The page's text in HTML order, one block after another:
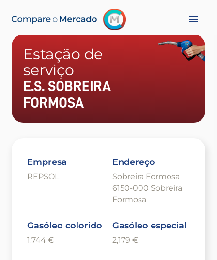
Estação de
serviço
E.S. SOBREIRA
FORMOSA
Empresa
REPSOL
Endereço
Sobreira Formosa
6150-000 Sobreira
Formosa
Gasóleo colorido
1,744 €
Gasóleo especial
2,179 €